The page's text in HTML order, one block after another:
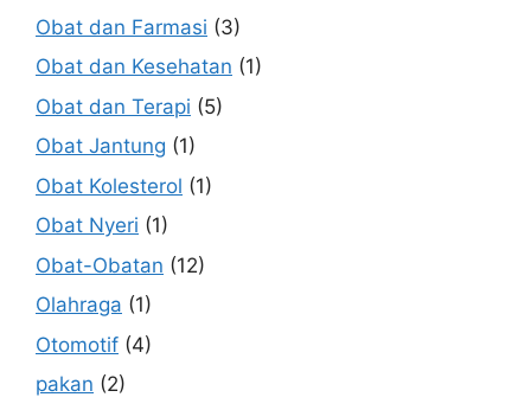
Obat dan Farmasi (3)
Obat dan Kesehatan (1)
Obat dan Terapi (5)
Obat Jantung (1)
Obat Kolesterol (1)
Obat Nyeri (1)
Obat-Obatan (12)
Olahraga (1)
Otomotif (4)
pakan (2)